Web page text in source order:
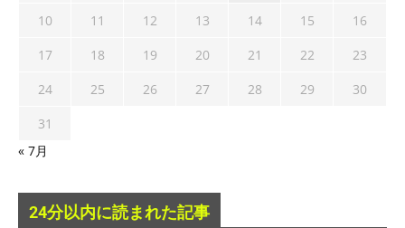
10
11 12 13 14 15
16
17
18 19 20 21 22
23
24
25 26 27 28 29
30
31
« 7月
24分以内に読まれた記事